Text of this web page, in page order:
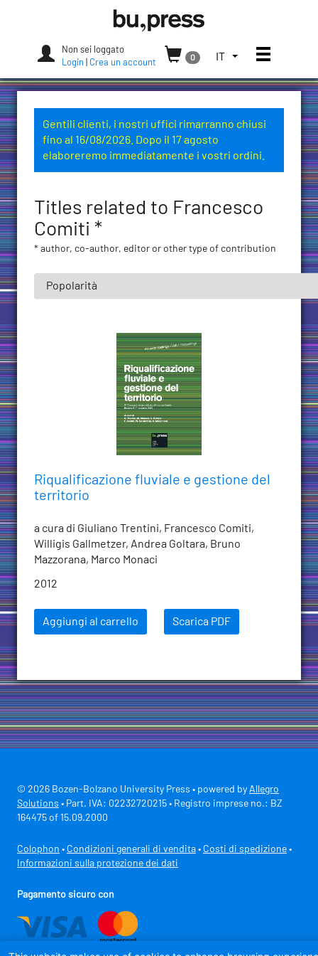
Press
Non sei loggato
Login
Crea un account
0
SELEZIONA
LINGUA.
ATTUALE:
(ITALIA)
IT Apri/
Gentili clienti, i nostri uffici rimarranno chiusi
fino al 16/08/2026. Dopo il 17 agosto
elaboreremo immediatamente i vostri ordini.
Titles related to Francesco
Comiti *
* author, co-author, editor or other type of contribution
Riqualificazione fluviale e gestione del
territorio
a cura di Giuliano Trentini, Francesco Comiti,
Willigis Gallmetzer, Andrea Goltara, Bruno
Mazzorana, Marco Monaci
2012
Aggiungi al carrello Scarica PDF
© 2026 Bozen-Bolzano University Press • powered by Allegro
Solutions • Part. IVA: 02232720215 • Registro imprese no.: BZ
164475 of 15.09.2000
Colophon • Condizioni generali di vendita • Costi di spedizione •
Informazioni sulla protezione dei dati
Pagamento sicuro con